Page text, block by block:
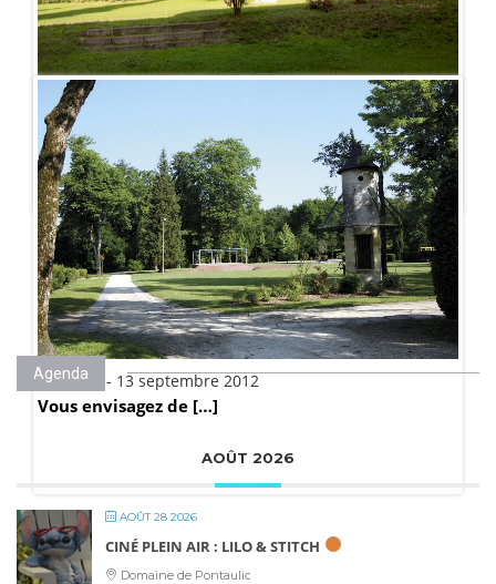
Publié le - 14 septembre 2012
A une quinzaine […]
Publié le - 13 septembre 2012
Vous envisagez de […]
Agenda
AOÛT 2026
AOÛT 28 2026
CINÉ PLEIN AIR : LILO & STITCH
Domaine de Pontaulic